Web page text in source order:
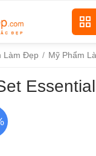
Làm Đẹp / Mỹ Phẩm